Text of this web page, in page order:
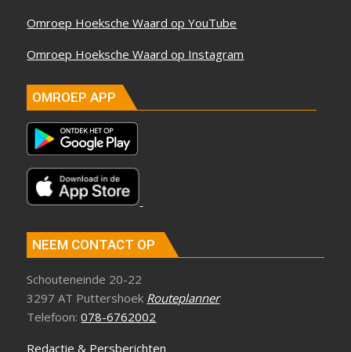
Omroep Hoeksche Waard op YouTube
Omroep Hoeksche Waard op Instagram
OMROEP APP
NEEM CONTACT OP
Schouteneinde 20-22
3297 AT Puttershoek Routeplanner
Telefoon:078-6762002
Redactie & Persberichten